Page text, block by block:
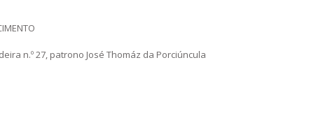
n.º 27, patrono José Thomáz da Porciúncula